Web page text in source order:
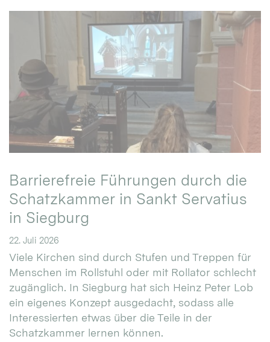
Barrierefreie Führungen durch die
Schatzkammer in Sankt Servatius
in Siegburg
22. Juli 2026
Viele Kirchen sind durch Stufen und Treppen für
Menschen im Rollstuhl oder mit Rollator schlecht
zugänglich. In Siegburg hat sich Heinz Peter Lob
ein eigenes Konzept ausgedacht, sodass alle
Interessierten etwas über die Teile in der
Schatzkammer lernen können.